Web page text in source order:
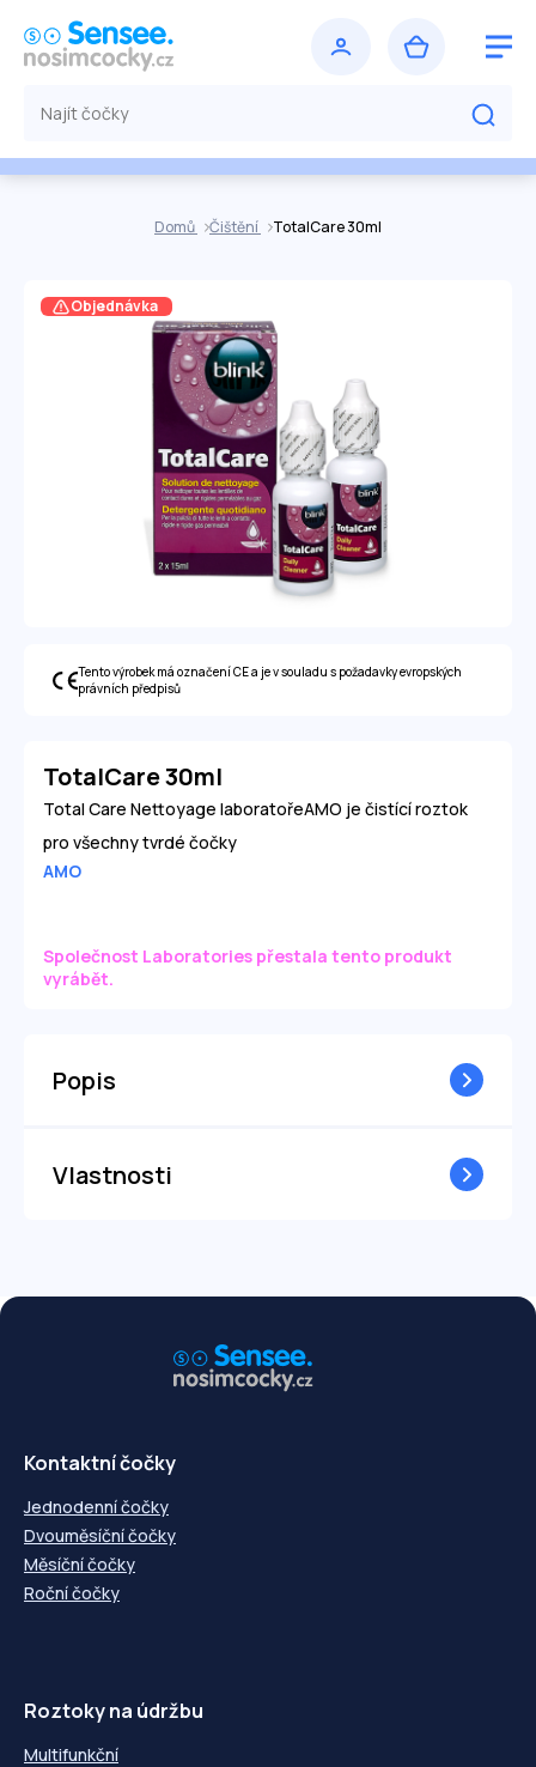
Domů Čištění TotalCare 30ml
Objednávka
Tento výrobek má označení CE a je v souladu s požadavky evropských
právních předpisů
TotalCare 30ml
Total Care Nettoyage laboratořeAMO je čistící roztok
pro všechny tvrdé čočky
AMO
Společnost Laboratories přestala tento produkt
vyrábět.
Popis
Vlastnosti
Kontaktní čočky
Jednodenní čočky
Dvouměsíční čočky
Měsíční čočky
Roční čočky
Roztoky na údržbu
Multifunkční